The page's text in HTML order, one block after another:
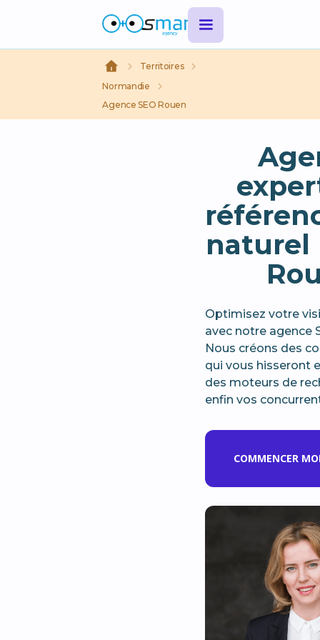
Territoires
Normandie
Agence SEO Rouen
naturel
Optimisez votre
avec notre agence
Nous créons des
qui vous hisseront
des moteurs de
enfin vos
COMMENCER